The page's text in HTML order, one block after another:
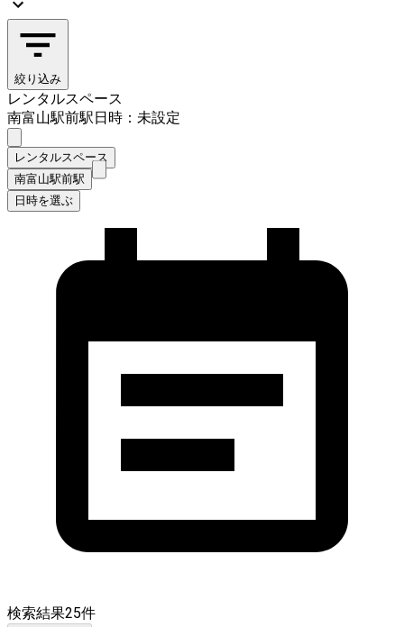
絞り込み
レンタルスペース
南富山駅前駅日時：未設定
レンタルスペース
南富山駅前駅
日時を選ぶ
検索結果25件